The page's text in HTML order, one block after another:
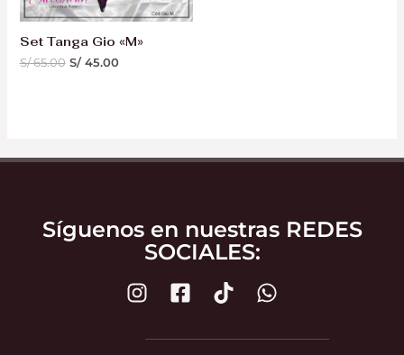
Set Tanga Gio «M»
S/65.00 S/45.00
Síguenos en nuestras REDES
SOCIALES: